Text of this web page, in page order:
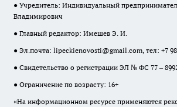
● Учредитель: Индивидуальный
Владимирович
● Главный редактор: Имешев Э. И.
● Эл.почта: lipeckienovosti@gmail.com, тел: +7
● Свидетельство о регистрации ЭЛ № ФС 77 –
● Ограничение по возрасту: 16+
«На информационном ресурсе применяются